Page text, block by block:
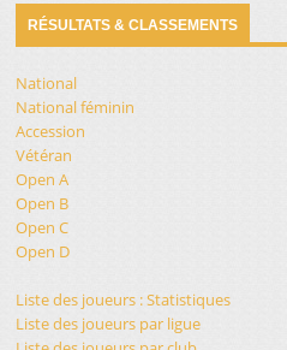
RÉSULTATS & CLASSEMENTS
National
National féminin
Accession
Vétéran
Open A
Open B
Open C
Open D
Liste des joueurs : Statistiques
Liste des joueurs par ligue